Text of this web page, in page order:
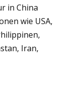
in China
wie USA,
Iran,